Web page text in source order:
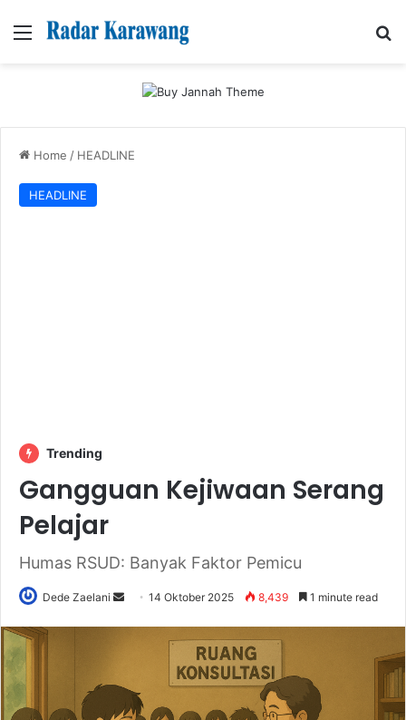
Menu
Home / HEADLINE
HEADLINE
Trending
Gangguan Kejiwaan Serang
Pelajar
Humas RSUD: Banyak Faktor Pemicu
Dede Zaelani
Send14 Oktober 2025 8,439 1 minute read